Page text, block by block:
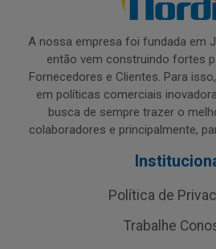
A nossa empresa foi fundada em
então vem construindo fortes
Fornecedores e Clientes. Para
em políticas comerciais
busca de sempre trazer o
colaboradores e principalmente,
Política de
Trabalhe